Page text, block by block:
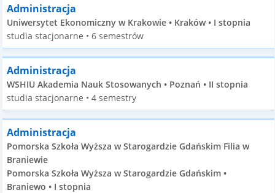
Administracja
Uniwersytet Ekonomiczny w Krakowie • Kraków • I stopnia
studia stacjonarne • 6 semestrów
Administracja
WSHIU Akademia Nauk Stosowanych • Poznań • II stopnia
studia stacjonarne • 4 semestry
Administracja
Pomorska Szkoła Wyższa w Starogardzie Gdańskim Filia w
Braniewie
Pomorska Szkoła Wyższa w Starogardzie Gdańskim •
Braniewo • I stopnia